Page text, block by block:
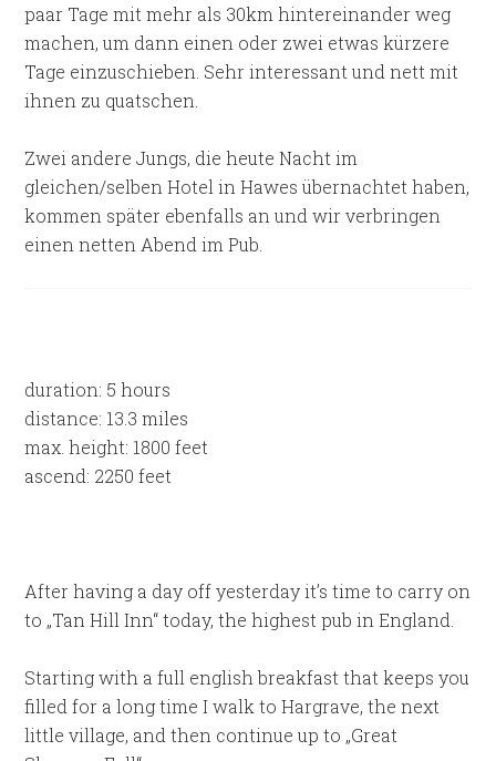
paar Tage mit mehr als 30km hintereinander weg
machen, um dann einen oder zwei etwas kürzere
Tage einzuschieben. Sehr interessant und nett mit
ihnen zu quatschen.
Zwei andere Jungs, die heute Nacht im
gleichen/selben Hotel in Hawes übernachtet haben,
kommen später ebenfalls an und wir verbringen
einen netten Abend im Pub.
duration: 5 hours
distance: 13.3 miles
max. height: 1800 feet
ascend: 2250 feet
After having a day off yesterday it’s time to carry on
to „Tan Hill Inn“ today, the highest pub in England.
Starting with a full english breakfast that keeps you
filled for a long time I walk to Hargrave, the next
little village, and then continue up to „Great